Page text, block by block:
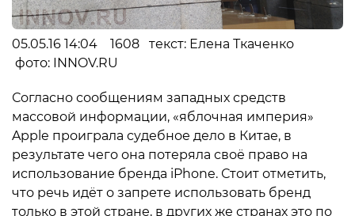
05.05.16 14:04 1608 текст: Елена Ткаченко
фото: INNOV.RU
Согласно сообщениям западных средств
массовой информации, «яблочная империя»
Apple проиграла судебное дело в Китае, в
результате чего она потеряла своё право на
использование бренда iPhone. Стоит отметить,
что речь идёт о запрете использовать бренд
только в этой стране, в других же странах это по